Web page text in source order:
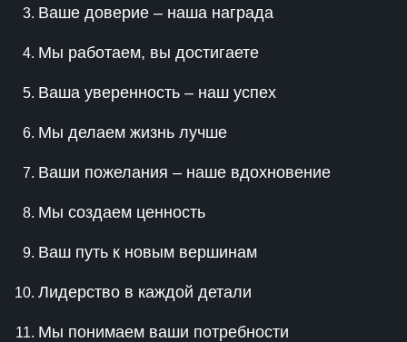
Ваше доверие – наша награда
Мы работаем, вы достигаете
Ваша уверенность – наш успех
Мы делаем жизнь лучше
Ваши пожелания – наше вдохновение
Мы создаем ценность
Ваш путь к новым вершинам
Лидерство в каждой детали
Мы понимаем ваши потребности